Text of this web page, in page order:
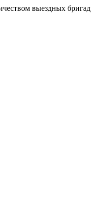
выездных бригад